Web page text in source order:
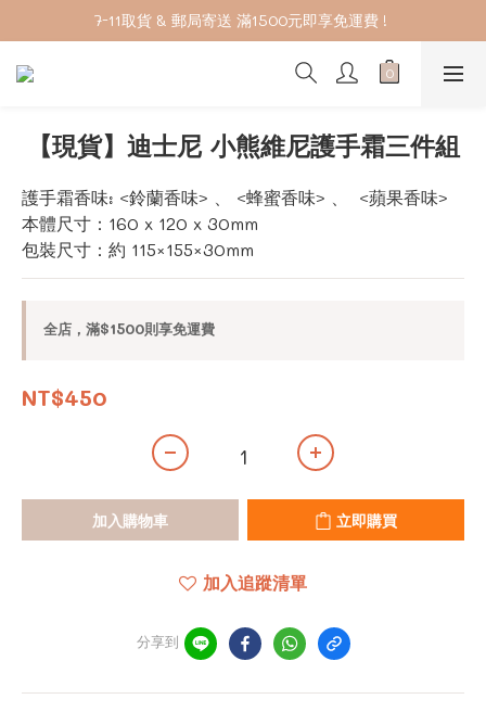
加入會員下單享2%回饋紅利 ❤❤
7-11取貨 & 郵局寄送 滿1500元即享免運費 !
【現貨】迪士尼 小熊維尼護手霜三件組
護手霜香味: <鈴蘭香味> 、 <蜂蜜香味> 、  <蘋果香味>
本體尺寸：160 x 120 x 30mm
包裝尺寸：約 115×155×30mm
全店，滿$1500則享免運費
NT$450
加入購物車 立即購買
加入追蹤清單
分享到